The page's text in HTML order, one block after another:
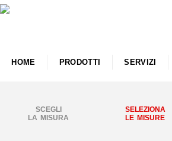
HOME PRODOTTI SERVIZI
SCEGLI
LA MISURA
SELEZIONA
LE MISURE